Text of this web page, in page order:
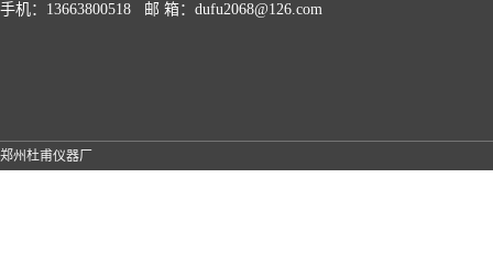
手机：13663800518 邮 箱：dufu2068@126.com
郑州杜甫仪器厂